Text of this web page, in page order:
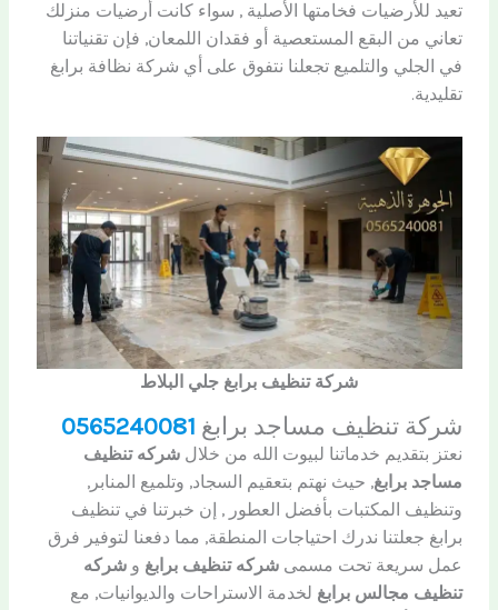
تعيد للأرضيات فخامتها الأصلية , سواء كانت أرضيات منزلك
تعاني من البقع المستعصية أو فقدان اللمعان, فإن تقنياتنا
في الجلي والتلميع تجعلنا نتفوق على أي شركة نظافة برابغ
تقليدية.
شركة تنظيف برابغ جلي البلاط
شركة تنظيف مساجد برابغ 0565240081
نعتز بتقديم خدماتنا لبيوت الله من خلالشركه تنظيف
مساجد برابغ, حيث نهتم بتعقيم السجاد, وتلميع المنابر,
وتنظيف المكتبات بأفضل العطور , إن خبرتنا في تنظيف
برابغ جعلتنا ندرك احتياجات المنطقة, مما دفعنا لتوفير فرق
عمل سريعة تحت مسمىشركه تنظيف برابغ وشركه
تنظيف مجالس برابغ لخدمة الاستراحات والديوانيات, مع